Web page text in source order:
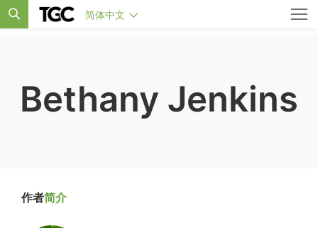
简体中文
Bethany Jenkins
作者简介